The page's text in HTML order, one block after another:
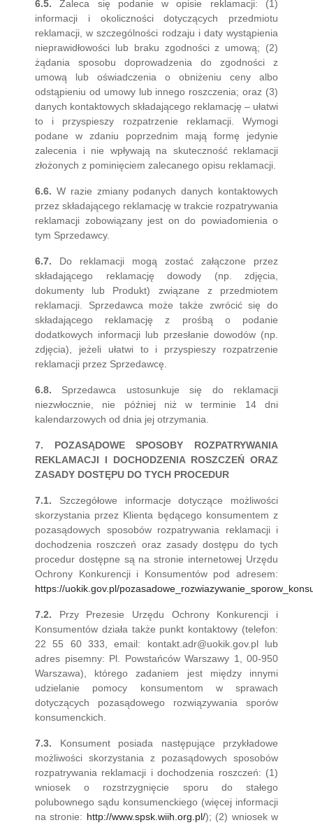
6.5. Zaleca się podanie w opisie reklamacji: (1)
informacji i okoliczności dotyczących przedmiotu
reklamacji, w szczególności rodzaju i daty wystąpienia
nieprawidłowości lub braku zgodności z umową; (2)
żądania sposobu doprowadzenia do zgodności z
umową lub oświadczenia o obniżeniu ceny albo
odstąpieniu od umowy lub innego roszczenia; oraz (3)
danych kontaktowych składającego reklamację – ułatwi
to i przyspieszy rozpatrzenie reklamacji. Wymogi
podane w zdaniu poprzednim mają formę jedynie
zalecenia i nie wpływają na skuteczność reklamacji
złożonych z pominięciem zalecanego opisu reklamacji.
6.6. W razie zmiany podanych danych kontaktowych
przez składającego reklamację w trakcie rozpatrywania
reklamacji zobowiązany jest on do powiadomienia o
tym Sprzedawcy.
6.7. Do reklamacji mogą zostać załączone przez
składającego reklamację dowody (np. zdjęcia,
dokumenty lub Produkt) związane z przedmiotem
reklamacji. Sprzedawca może także zwrócić się do
składającego reklamację z prośbą o podanie
dodatkowych informacji lub przesłanie dowodów (np.
zdjęcia), jeżeli ułatwi to i przyspieszy rozpatrzenie
reklamacji przez Sprzedawcę.
6.8. Sprzedawca ustosunkuje się do reklamacji
niezwłocznie, nie później niż w terminie 14 dni
kalendarzowych od dnia jej otrzymania.
7. POZASĄDOWE SPOSOBY ROZPATRYWANIA
REKLAMACJI I DOCHODZENIA ROSZCZEŃ ORAZ
ZASADY DOSTĘPU DO TYCH PROCEDUR
7.1. Szczegółowe informacje dotyczące możliwości
skorzystania przez Klienta będącego konsumentem z
pozasądowych sposobów rozpatrywania reklamacji i
dochodzenia roszczeń oraz zasady dostępu do tych
procedur dostępne są na stronie internetowej Urzędu
Ochrony Konkurencji i Konsumentów pod adresem:
https://uokik.gov.pl/
7.2. Przy Prezesie Urzędu Ochrony Konkurencji i
Konsumentów działa także punkt kontaktowy (telefon:
22 55 60 333, email: kontakt.adr@uokik.gov.pl lub
adres pisemny: Pl. Powstańców Warszawy 1, 00-950
Warszawa), którego zadaniem jest między innymi
udzielanie pomocy konsumentom w sprawach
dotyczących pozasądowego rozwiązywania sporów
konsumenckich.
7.3. Konsument posiada następujące przykładowe
możliwości skorzystania z pozasądowych sposobów
rozpatrywania reklamacji i dochodzenia roszczeń: (1)
wniosek o rozstrzygnięcie sporu do stałego
polubownego sądu konsumenckiego (więcej informacji
na stronie: http://www.spsk.wiih.org.pl/); (2) wniosek w